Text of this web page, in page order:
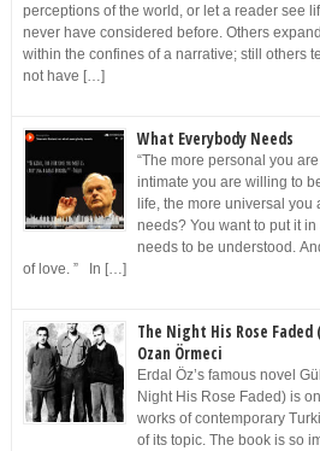
perceptions of the world, or let a reader see
never have considered before. Others
within the confines of a narrative; still others
not have […]
What Everybody Needs
“The more personal you
intimate you are willing to
life, the more universal
needs? You want to put it
needs to be understood.
of love. ” In […]
The Night His Rose Faded
Ozan Örmeci
Erdal Öz’s famous novel
Night His Rose Faded) is
works of contemporary
of its topic. The book is so